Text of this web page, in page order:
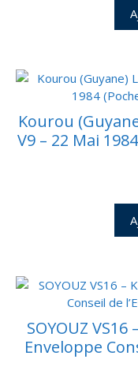
Kourou
V9 – 22 Mai
SOYOUZ
Enveloppe